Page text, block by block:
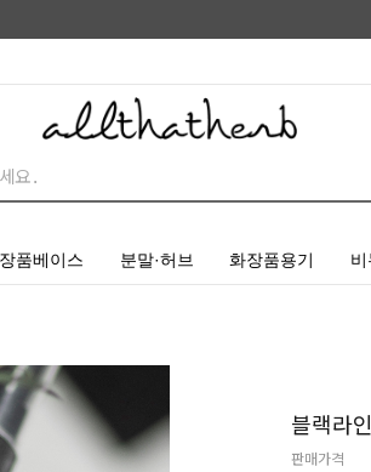
품베이스 분말·허브 화장품용기 비
블랙라
판매가격